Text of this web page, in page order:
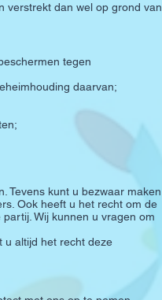
verstrekt dan wel op grond van
tegen
daarvan;
Tevens kunt u bezwaar maken
Ook heeft u het recht om de
Wij kunnen u vragen om
u altijd het recht deze